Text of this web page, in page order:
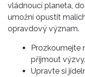
vládnoucí planeta,
umožní opustit
opravdový význam.
Prozkoumejte
přijmout výzvy.
Upravte si